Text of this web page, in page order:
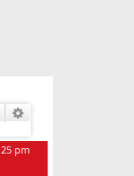
Хайлт
pm